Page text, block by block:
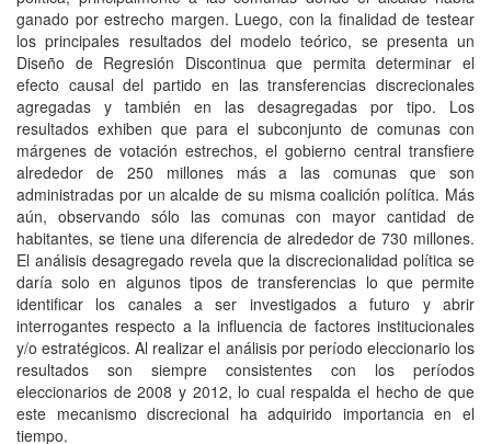
ganado por estrecho margen. Luego, con la finalidad de testear
los principales resultados del modelo teórico, se presenta un
Diseño de Regresión Discontinua que permita determinar el
efecto causal del partido en las transferencias discrecionales
agregadas y también en las desagregadas por tipo. Los
resultados exhiben que para el subconjunto de comunas con
márgenes de votación estrechos, el gobierno central transfiere
alrededor de 250 millones más a las comunas que son
administradas por un alcalde de su misma coalición política. Más
aún, observando sólo las comunas con mayor cantidad de
habitantes, se tiene una diferencia de alrededor de 730 millones.
El análisis desagregado revela que la discrecionalidad política se
daría solo en algunos tipos de transferencias lo que permite
identificar los canales a ser investigados a futuro y abrir
interrogantes respecto a la influencia de factores institucionales
y/o estratégicos. Al realizar el análisis por período eleccionario los
resultados son siempre consistentes con los períodos
eleccionarios de 2008 y 2012, lo cual respalda el hecho de que
este mecanismo discrecional ha adquirido importancia en el
tiempo.